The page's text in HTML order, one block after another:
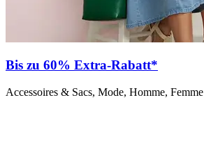
Bis zu 60% Extra-Rabatt*
Accessoires & Sacs, Mode, Homme, Femme